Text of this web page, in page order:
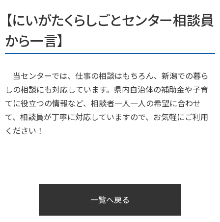
【にいがたくらしごとセンター相談員
から一言】
当センターでは、仕事の相談はもちろん、新潟での暮ら
しの相談にも対応しています。県内自治体の補助金や子育
てに役立つの情報など、相談者一人一人の希望に合わせ
て、相談員が丁寧に対応していますので、お気軽にご利用
ください！
一覧へ戻る